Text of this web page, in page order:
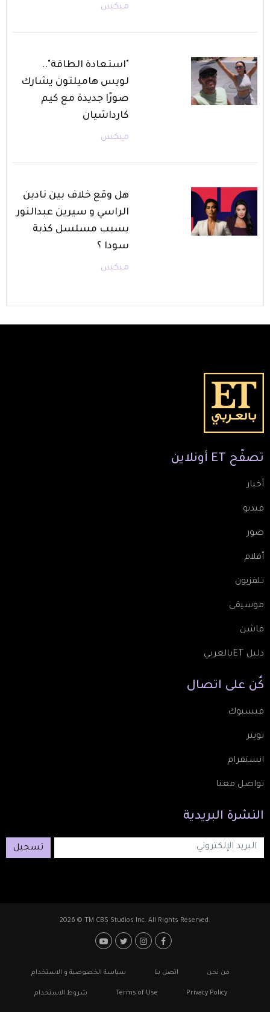
ميكس
"استعادة الطاقة"..
لويس هاميلتون يشارك
صورًا جديدة مع كيم
كارداشيان
ميكس
هل وقع خلاف بين نادين
الراسي و سيرين عبدالنور
بسبب مسلسل كذبة
سودا ؟
ميكس
تصفّح ET أونلاين
أخبار
فيديو
صور
أفلام
تلفزيون
موسيقى
فاشن
دليل ETبالعربي
كُن على اتصال
فيسبوك
تويتر
انستقرام
تواصل معنا
النشرة البريدية
تسجيل
2026 © TM CBS Studios Inc. All Rights Reserved.
Footer: Social Media
Footerمن نحن اتصل بنا سياسة الخصوصية و الاستخدام
Privacy Policy
Terms of Use شروط الاستخدام